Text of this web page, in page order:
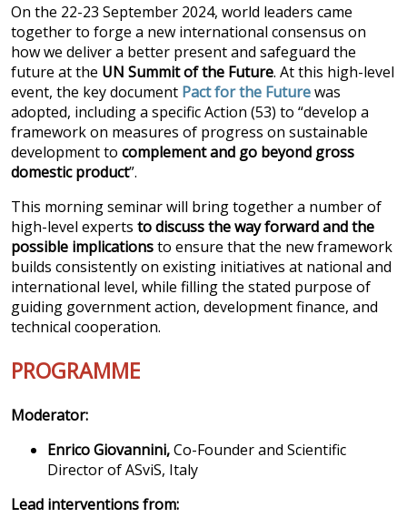
On the 22-23 September 2024, world leaders came
together to forge a new international consensus on
how we deliver a better present and safeguard the
future at the UN Summit of the Future. At this high-level
event, the key document Pact for the Futurewas
adopted, including a specific Action (53) to “develop a
framework on measures of progress on sustainable
development to complement and go beyond gross
domestic product”.
This morning seminar will bring together a number of
high-level experts to discuss the way forward and the
possible implicationsto ensure that the new framework
builds consistently on existing initiatives at national and
international level, while filling the stated purpose of
guiding government action, development finance, and
technical cooperation.
PROGRAMME
Moderator:
Enrico Giovannini,Co-Founder and Scientific
Director of ASviS, Italy
Lead interventions from: